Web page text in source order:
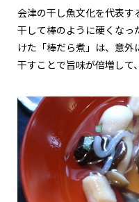
会津の干し魚文化を代表す
干して棒のように硬くなっ
けた「棒だら煮」は、意外
干すことで旨味が倍増して